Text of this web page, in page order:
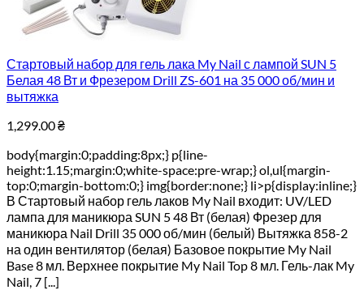
Стартовый набор для гель лака My Nail с лампой SUN 5
Белая 48 Вт и Фрезером Drill ZS-601 на 35 000 об/мин и
вытяжка
1,299.00₴
body{margin:0;padding:8px;} p{line-
height:1.15;margin:0;white-space:pre-wrap;} ol,ul{margin-
top:0;margin-bottom:0;} img{border:none;} li>p{display:inline;}
В Стартовый набор гель лаков My Nail входит: UV/LED
лампа для маникюра SUN 5 48 Вт (белая) Фрезер для
маникюра Nail Drill 35 000 об/мин (белый) Вытяжка 858-2
на один вентилятор (белая) Базовое покрытие My Nail
Base 8 мл. Верхнее покрытие My Nail Top 8 мл. Гель-лак My
Nail, 7 [...]